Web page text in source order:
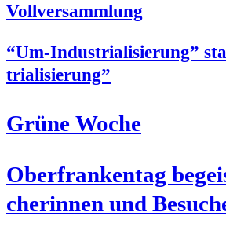
Vollversammlung
“Um-Indus­tria­li­sie­rung”
tria­li­sie­rung”
Grü­ne Woche
Ober­fran­ken­tag
che­rin­nen und